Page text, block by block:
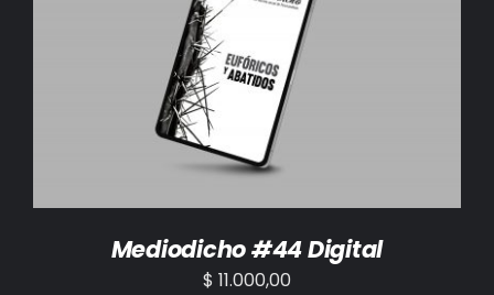
AÑADIR AL CARRITO /
Mediodicho #44 Digital
$ 11.000,00